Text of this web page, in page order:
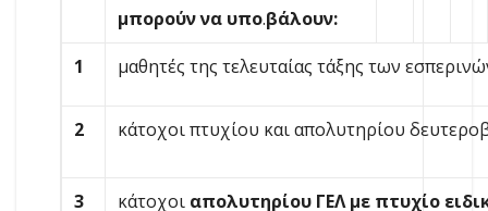
μπορούν να υπο.βάλουν:
1
μαθητές της τελευταίας τάξης των
2 κάτοχοι πτυχίου και απολυτηρίου
3 κάτοχοι απολυτηρίου ΓΕΛ με πτυχίο